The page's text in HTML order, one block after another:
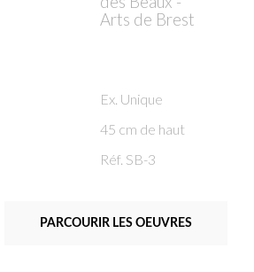
Arts de Brest
Ex. Unique
45 cm de haut
Réf. SB-3
PARCOURIR LES OEUVRES